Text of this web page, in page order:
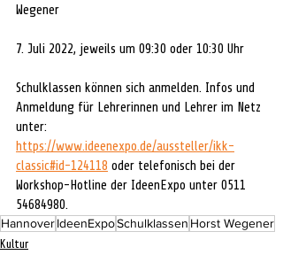
Wegener
7. Juli 2022, jeweils um 09:30 oder 10:30 Uhr
Schulklassen können sich anmelden. Infos und
Anmeldung für Lehrerinnen und Lehrer im Netz
unter:
https://www.ideenexpo.de/aussteller/ikk-
classic#id-124118 oder telefonisch bei der
Workshop-Hotline der IdeenExpo unter 0511
54684980.
HannoverIdeenExpoSchulklassen Horst Wegener
Kultur